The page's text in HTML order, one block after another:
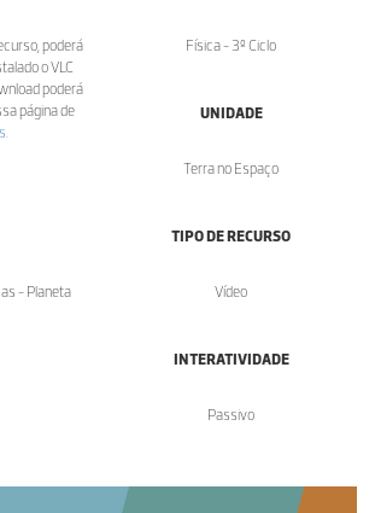
poderá
o VLC
poderá
página de
.
Física - 3º Ciclo
UNIDADE
Terra no Espaço
- Planeta
TIPO DE RECURSO
Vídeo
INTERATIVIDADE
Passivo